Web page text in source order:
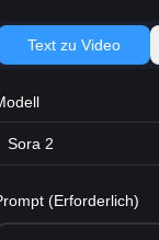
Text zu Video
Sora 2
(Erforderlich)